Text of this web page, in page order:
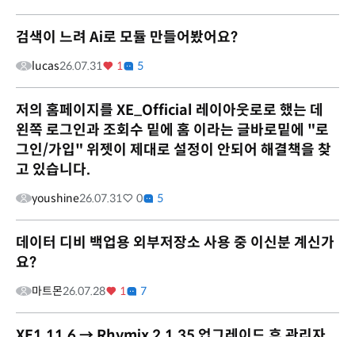
검색이 느려 Ai로 모듈 만들어봤어요?
lucas26.07.31 1 5
저의 홈페이지를 XE_Official 레이아웃로로 했는 데
왼쪽 로그인과 조회수 밑에 홈 이라는 글바로밑에 "로
그인/가입" 위젯이 제대로 설정이 안되어 해결책을 찾
고 있습니다.
youshine26.07.31 0 5
데이터 디비 백업용 외부저장소 사용 중 이신분 계신가
요?
마트몬26.07.28 1 7